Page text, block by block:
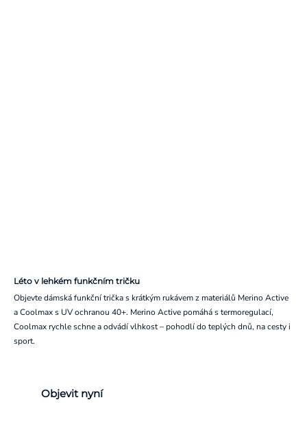
Léto v lehkém funkčním tričku
Objevte dámská funkční trička s krátkým rukávem z materiálů Merino Active
a Coolmax s UV ochranou 40+. Merino Active pomáhá s termoregulací,
Coolmax rychle schne a odvádí vlhkost – pohodlí do teplých dnů, na cesty i
sport.
Objevit nyní